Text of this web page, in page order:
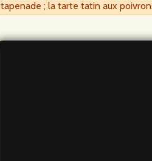
tapenade ; la tarte tatin aux